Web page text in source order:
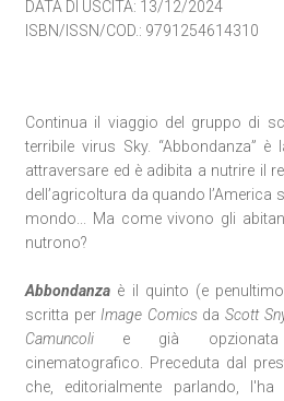
DATA DI USCITA: 13/12/2024
ISBN/ISSN/COD.: 9791254614310
Continua il viaggio del gruppo di
terribile virus Sky. “Abbondanza”
attraversare ed è adibita a nutrire il
dell’agricoltura da quando
mondo... Ma come vivono gli
nutrono?
Abbondanza è il quinto (e
scritta per Image Comicsda Scott
Camuncoli e già opzionata
cinematografico. Preceduta dal
che, editorialmente parlando,